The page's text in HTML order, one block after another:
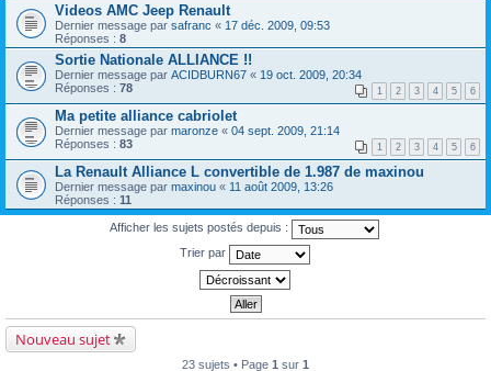
Videos AMC Jeep Renault
Dernier message par safranc « 17 déc. 2009, 09:53
Réponses : 8
Sortie Nationale ALLIANCE !!
Dernier message par ACIDBURN67 « 19 oct. 2009, 20:34
Réponses : 78 1 2 3 4 5 6
Ma petite alliance cabriolet
Dernier message par maronze « 04 sept. 2009, 21:14
Réponses : 83 1 2 3 4 5 6
La Renault Alliance L convertible de 1.987 de maxinou
Dernier message par maxinou « 11 août 2009, 13:26
Réponses : 11
Afficher les sujets postés depuis :
Trier par
Nouveau sujet
23 sujets • Page 1 sur 1